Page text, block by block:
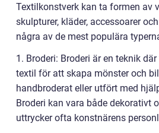
Textilkonstverk kan ta formen av
skulpturer, kläder, accessoarer
några av de mest populära
1. Broderi: Broderi är en teknik
textil för att skapa mönster och
handbroderat eller utfört med
Broderi kan vara både dekorativt
uttrycker ofta konstnärens